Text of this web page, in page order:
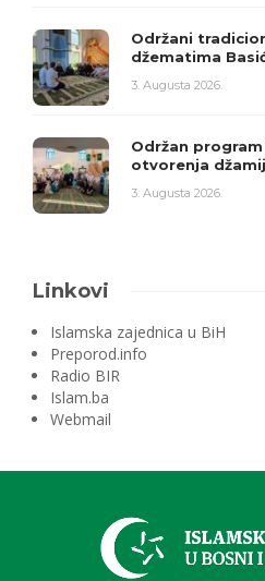
Održani
džematima
3. Augusta 2026.
Održan
otvorenja
3. Augusta 2026.
Linkovi
Islamska zajednica u BiH
Preporod.info
Radio BIR
Islam.ba
Webmail